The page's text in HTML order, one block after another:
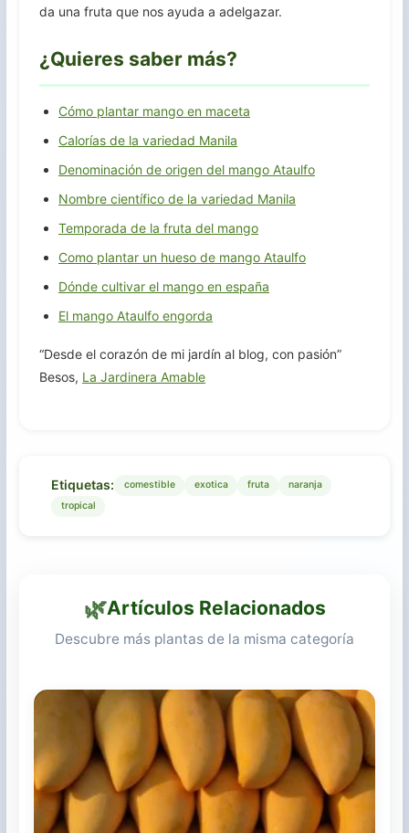
da una fruta que nos ayuda a adelgazar.
¿Quieres saber más?
Cómo plantar mango en maceta
Calorías de la variedad Manila
Denominación de origen del mango Ataulfo
Nombre científico de la variedad Manila
Temporada de la fruta del mango
Como plantar un hueso de mango Ataulfo
Dónde cultivar el mango en españa
El mango Ataulfo engorda
“Desde el corazón de mi jardín al blog, con pasión”
Besos, La Jardinera Amable
Etiquetas: comestible exotica fruta
naranja
tropical
🌿Artículos Relacionados
Descubre más plantas de la misma categoría